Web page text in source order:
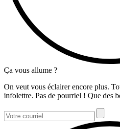
Ça vous allume ?
On veut vous éclairer encore plus.
infolettre. Pas de pourriel ! Que des